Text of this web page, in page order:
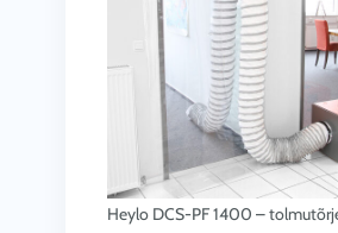
Heylo DCS-PF 1400 –